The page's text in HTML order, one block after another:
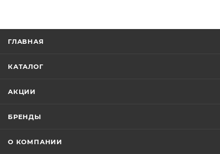
ГЛАВНАЯ
КАТАЛОГ
АКЦИИ
БРЕНДЫ
О КОМПАНИИ